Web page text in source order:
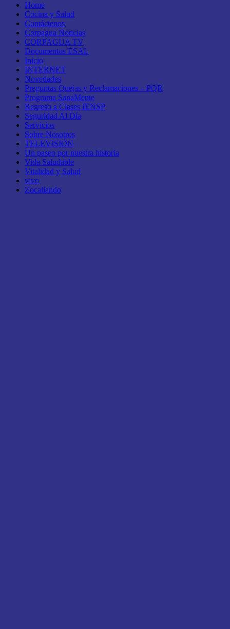
Home
Cocina y Salud
Contáctenos
Corpagua Noticias
CORPAGUA TV
Documentos ESAL
Inicio
INTERNET
Novedades
Preguntas Quejas y Reclamaciones – PQR
Programa SanaMente
Regreso a Clases IENSP
Seguridad Al Día
Servicios
Sobre Nosotros
TELEVISIÓN
Un paseo por nuestra historia
Vida Saludable
Vitalidad y Salud
vivo
Zocaliando